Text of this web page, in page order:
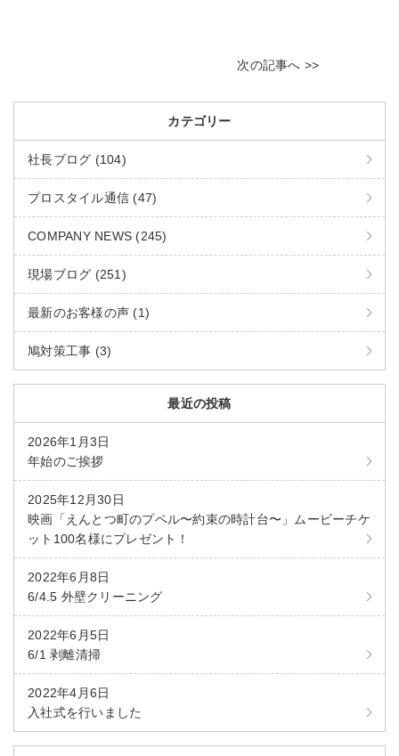
次の記事へ >>
カテゴリー
社長ブログ (104)
プロスタイル通信 (47)
COMPANY NEWS (245)
現場ブログ (251)
最新のお客様の声 (1)
鳩対策工事 (3)
最近の投稿
2026年1月3日
年始のご挨拶
2025年12月30日
映画「えんとつ町のプペル〜約束の時計台〜」ムービーチケ
ット100名様にプレゼント！
2022年6月8日
6/4.5 外壁クリーニング
2022年6月5日
6/1 剥離清掃
2022年4月6日
入社式を行いました